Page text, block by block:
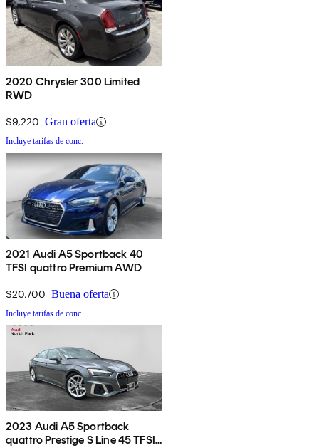
2020 Chrysler 300 Limited
RWD
$9,220 Gran oferta
Incluye tarifas de conc.
2021 Audi A5 Sportback 40
TFSI quattro Premium AWD
$20,700 Buena oferta
Incluye tarifas de conc.
2023 Audi A5 Sportback
quattro Prestige S Line 45 TFSI